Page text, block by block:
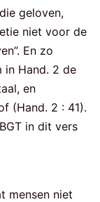
geloven,
niet voor de
En zo
in Hand. 2 de
en
(Hand. 2 : 41).
in dit vers
mensen niet